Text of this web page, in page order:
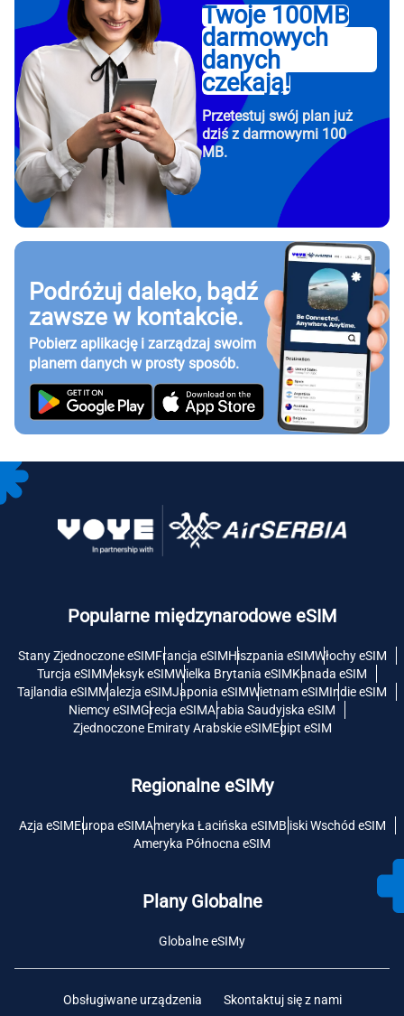
Twoje 100MB
darmowych
danych
czekają!
Przetestuj swój plan już
dziś z darmowymi 100
MB.
Podróżuj daleko, bądź
zawsze w kontakcie.
Pobierz aplikację i zarządzaj swoim
planem danych w prosty sposób.
Popularne międzynarodowe eSIM
Stany Zjednoczone eSIMFrancja eSIMHiszpania eSIMWłochy eSIM
Turcja eSIMMeksyk eSIMWielka Brytania eSIMKanada eSIM
Tajlandia eSIMMalezja eSIMJaponia eSIMWietnam eSIMIndie eSIM
Niemcy eSIMGrecja eSIMArabia Saudyjska eSIM
Zjednoczone Emiraty Arabskie eSIMEgipt eSIM
Regionalne eSIMy
Azja eSIMEuropa eSIMAmeryka Łacińska eSIMBliski Wschód eSIM
Ameryka Północna eSIM
Plany Globalne
Globalne eSIMy
Obsługiwane urządzenia Skontaktuj się z nami